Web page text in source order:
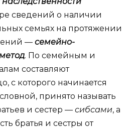
сведений о наличии
семьях на протяжении
— семейно-
. По семейным и
составляют
с которого начинается
принято называть
и сестер — сибсами, а
братья и сестры от